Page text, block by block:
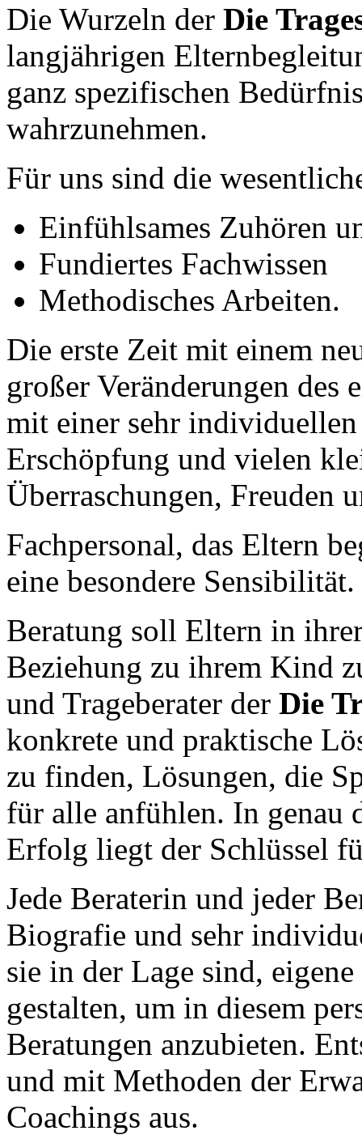
Die Wurzeln der Die
langjährigen
ganz spezifischen
wahrzunehmen.
Für uns sind die
Einfühlsames Zuhören
Fundiertes Fachwissen
Methodisches Arbeiten.
Die erste Zeit mit einem
großer Veränderungen des
mit einer sehr
Erschöpfung und vielen
Überraschungen, Freuden
Fachpersonal, das Eltern
eine besondere Sensibilität.
Beratung soll Eltern in
Beziehung zu ihrem Kind
und Trageberater der Die
konkrete und praktische
zu finden, Lösungen, die
für alle anfühlen. In genau
Erfolg liegt der Schlüssel
Jede Beraterin und jeder
Biografie und sehr
sie in der Lage sind,
gestalten, um in diesem
Beratungen anzubieten.
und mit Methoden der
Coachings aus.